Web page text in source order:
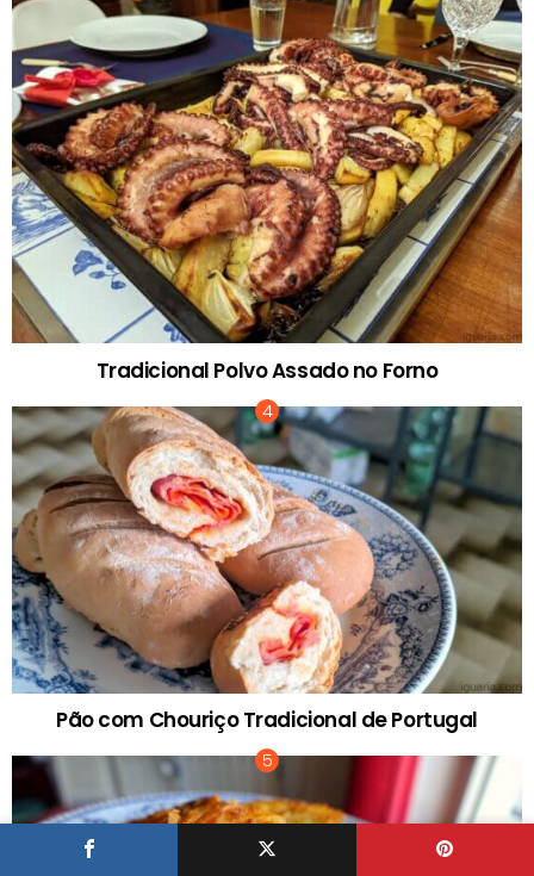
Tradicional Polvo Assado no Forno
Pão com Chouriço Tradicional de Portugal